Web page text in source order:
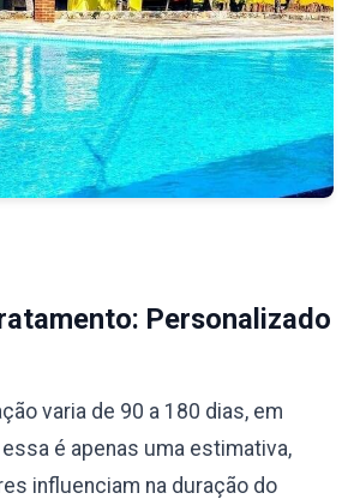
Personalizado
varia de 90 a 180 dias, em
é apenas uma estimativa,
influenciam na duração do